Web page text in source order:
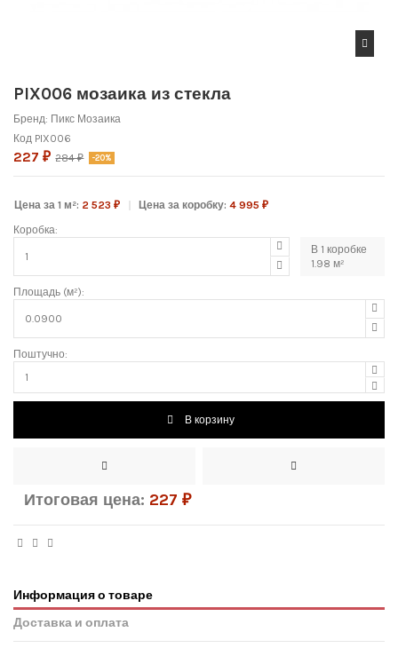
PIX006 мозаика из стекла
Бренд: Пикс Мозаика
Код PIX006
227 ₽ 284 ₽ -20%
Цена за 1 м²: 2 523 ₽ Цена за коробку:4 995 ₽
Коробка:
В 1 коробке
1.98 м²
Площадь (м²):
Поштучно:
В корзину
Итоговая цена: 227 ₽
Информация о товаре
Доставка и оплата